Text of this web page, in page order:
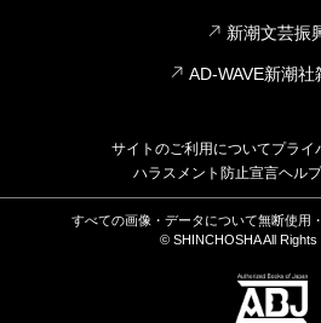
新潮文芸振
AD-WAVE新潮社
サイトのご利用についてプライ
ハラスメント防止宣言ヘルプ
すべての画像・データについて無断使用
© SHINCHOSHA All Rights